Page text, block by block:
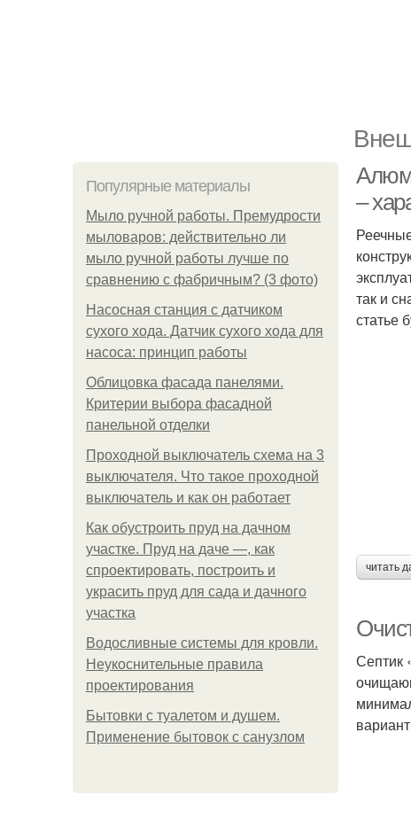
Популярные материалы
Мыло ручной работы. Премудрости
мыловаров: действительно ли
мыло ручной работы лучше по
сравнению с фабричным? (3 фото)
Насосная станция с датчиком
сухого хода. Датчик сухого хода для
насоса: принцип работы
Облицовка фасада панелями.
Критерии выбора фасадной
панельной отделки
Проходной выключатель схема на 3
выключателя. Что такое проходной
выключатель и как он работает
Как обустроить пруд на дачном
участке. Пруд на даче —, как
спроектировать, построить и
украсить пруд для сада и дачного
участка
Водосливные системы для кровли.
Неукоснительные правила
проектирования
Бытовки с туалетом и душем.
Применение бытовок с санузлом
–
так и
статье
читать
Септик